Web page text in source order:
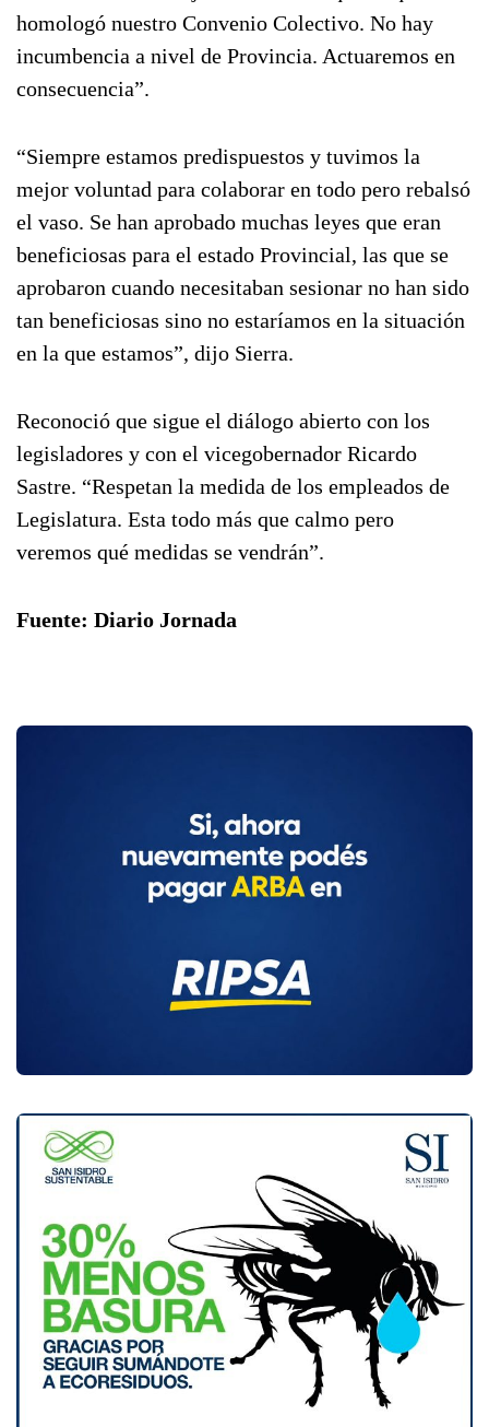
homologó nuestro Convenio Colectivo. No hay
incumbencia a nivel de Provincia. Actuaremos en
consecuencia”.
“Siempre estamos predispuestos y tuvimos la
mejor voluntad para colaborar en todo pero rebalsó
el vaso. Se han aprobado muchas leyes que eran
beneficiosas para el estado Provincial, las que se
aprobaron cuando necesitaban sesionar no han sido
tan beneficiosas sino no estaríamos en la situación
en la que estamos”, dijo Sierra.
Reconoció que sigue el diálogo abierto con los
legisladores y con el vicegobernador Ricardo
Sastre. “Respetan la medida de los empleados de
Legislatura. Esta todo más que calmo pero
veremos qué medidas se vendrán”.
Fuente: Diario Jornada